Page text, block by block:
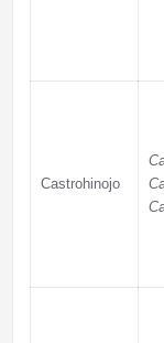
Castrohinojo